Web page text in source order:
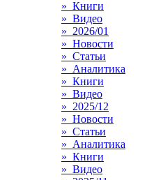
» Книги
» Видео
» 2026/01
» Новости
» Статьи
» Аналитика
» Книги
» Видео
» 2025/12
» Новости
» Статьи
» Аналитика
» Книги
» Видео